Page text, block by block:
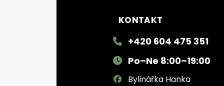
KONTAKT
+420 604 475 351
Po–Ne 8:00–19:00
Bylinářka Hanka